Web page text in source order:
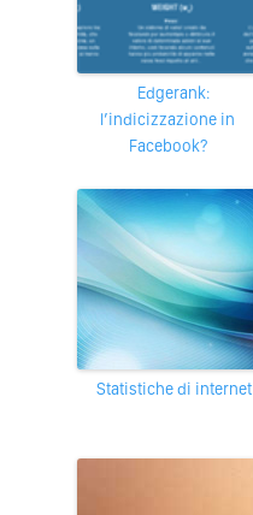
Edgerank:
l’indicizzazione in
Facebook?
Statistiche di internet